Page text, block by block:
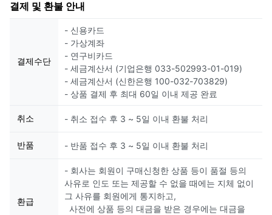
결제 및 환불 안내
결제수단
- 신용카드
- 가상계좌
- 연구비카드
- 세금계산서 (기업은행 033-502993-01-019)
- 세금계산서 (신한은행 100-032-703829)
- 상품 결제 후 최대 60일 이내 제공 완료
취소 - 취소 접수 후 3 ~ 5일 이내 환불 처리
반품 - 반품 접수 후 3 ~ 5일 이내 환불 처리
환급
- 회사는 회원이 구매신청한 상품 등이 품절 등의
사유로 인도 또는 제공할 수 없을 때에는 지체 없이
그 사유를 회원에게 통지하고,
사전에 상품 등의 대금을 받은 경우에는 대금을